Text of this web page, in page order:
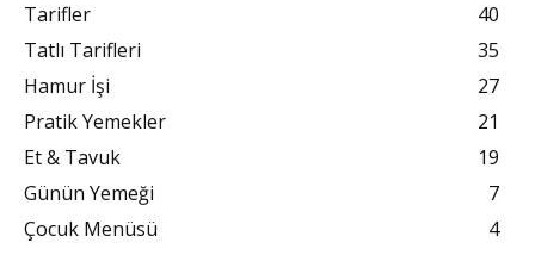
Tarifler
40
Tatlı Tarifleri
35
Hamur İşi
27
Pratik Yemekler
21
Et & Tavuk
19
Günün Yemeği
7
Çocuk Menüsü
4